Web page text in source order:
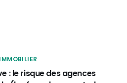
IMMOBILIER
: le risque des agences